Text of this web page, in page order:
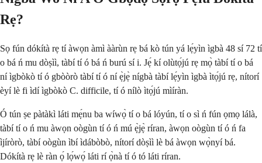
Rẹ?
Sọ fún dókítà rẹ tí àwọn àmì ààrùn rẹ bá kò tún yá lẹ́yìn ìgbà 48 sí 72 tí
o bá ń mu dòṣìì, tàbí tí ó bá ń burú sí i. Jẹ́ kí olùtọ́jú rẹ mọ̀ tàbí tí o bá
ní ìgbòkò tí ó gbòòrò tàbí tí ó ní ẹ̀jẹ̀ nígbà tàbí lẹ́yìn ìgbà ìtọ́jú rẹ, nítorí
èyí lè fi ìdí ìgbòkò C. difficile, tí ó nílò ìtọ́jú mìíràn.
Ó tún ṣe pàtàkì láti mẹ́nu ba wíwọ̀ tí o bá lóyún, tí o sì ń fún ọmọ lálà,
tàbí tí o ń mu àwọn oògùn tí ó ń mú ẹ̀jẹ̀ ríran, àwọn oògùn tí ó ń fa
ìjíròrò, tàbí oògùn ìbí ìdábòbò, nítorí dòṣìì lè bá àwọn wọ̀nyí bá.
Dókítà rẹ lè ràn ọ́ lọ́wọ́ láti rí ọ̀nà tí ó tó láti ríran.